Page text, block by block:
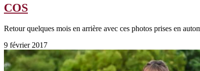
COS
Retour quelques mois en arrière avec ces photos prises en
9 février 2017